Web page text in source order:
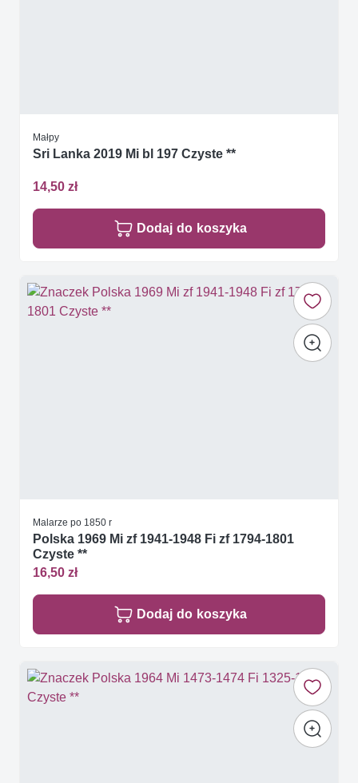
Małpy
Sri Lanka 2019 Mi bl 197 Czyste **
14,50 zł
Dodaj do koszyka
Malarze po 1850 r
Polska 1969 Mi zf 1941-1948 Fi zf 1794-1801
Czyste **
16,50 zł
Dodaj do koszyka